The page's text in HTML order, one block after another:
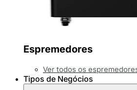
Espremedores
Ver todos os
Tipos de Negócios